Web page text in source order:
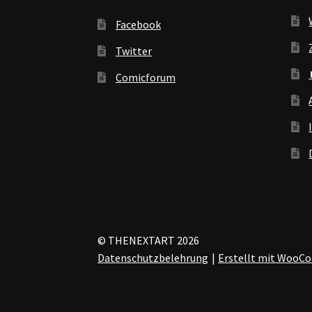
Facebook
Twitter
Comicforum
© THENEXTART 2026
Datenschutzbelehrung
Erstellt mit